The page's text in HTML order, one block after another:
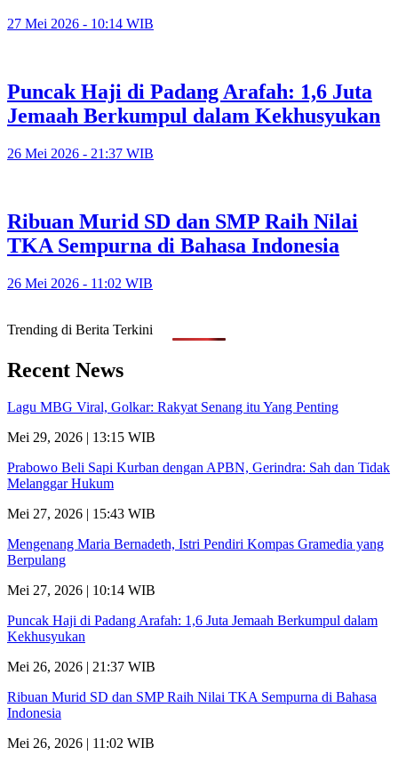
27 Mei 2026 - 10:14 WIB
Puncak Haji di Padang Arafah: 1,6 Juta
Jemaah Berkumpul dalam Kekhusyukan
26 Mei 2026 - 21:37 WIB
Ribuan Murid SD dan SMP Raih Nilai
TKA Sempurna di Bahasa Indonesia
26 Mei 2026 - 11:02 WIB
Trending di Berita Terkini
Recent News
Lagu MBG Viral, Golkar: Rakyat Senang itu Yang Penting
Mei 29, 2026 | 13:15 WIB
Prabowo Beli Sapi Kurban dengan APBN, Gerindra: Sah dan Tidak
Melanggar Hukum
Mei 27, 2026 | 15:43 WIB
Mengenang Maria Bernadeth, Istri Pendiri Kompas Gramedia yang
Berpulang
Mei 27, 2026 | 10:14 WIB
Puncak Haji di Padang Arafah: 1,6 Juta Jemaah Berkumpul dalam
Kekhusyukan
Mei 26, 2026 | 21:37 WIB
Ribuan Murid SD dan SMP Raih Nilai TKA Sempurna di Bahasa
Indonesia
Mei 26, 2026 | 11:02 WIB